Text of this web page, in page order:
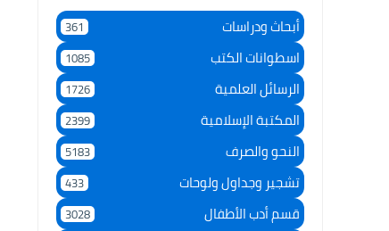
أبحاث ودراسات 361
اسطوانات الكتب 1085
الرسائل العلمية 1726
المكتبة الإسلامية 2399
النحو والصرف 5183
تشجير وجداول ولوحات 433
قسم أدب الأطفال 3028